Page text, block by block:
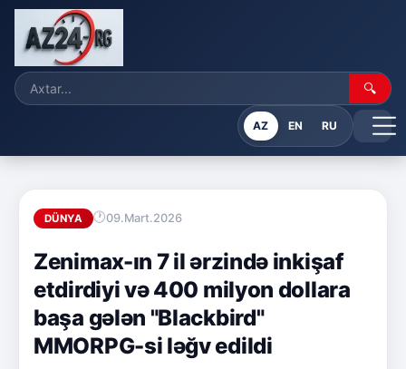
🔍
AZ EN RU
DÜNYA 09.Mart.2026
Zenimax-ın 7 il ərzində inkişaf
etdirdiyi və 400 milyon dollara
başa gələn "Blackbird"
MMORPG-si ləğv edildi